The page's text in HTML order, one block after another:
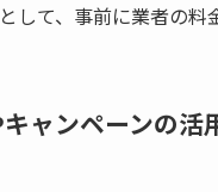
して、事前に業者の料
ャンペーンの活